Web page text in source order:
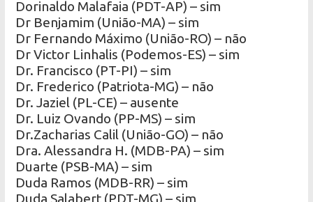
Dorinaldo Malafaia (PDT-AP) – sim
Dr Benjamim (União-MA) – sim
Dr Fernando Máximo (União-RO) – não
Dr Victor Linhalis (Podemos-ES) – sim
Dr. Francisco (PT-PI) – sim
Dr. Frederico (Patriota-MG) – não
Dr. Jaziel (PL-CE) – ausente
Dr. Luiz Ovando (PP-MS) – sim
Dr.Zacharias Calil (União-GO) – não
Dra. Alessandra H. (MDB-PA) – sim
Duarte (PSB-MA) – sim
Duda Ramos (MDB-RR) – sim
Duda Salabert (PDT-MG) – sim